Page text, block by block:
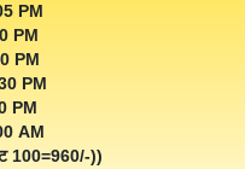
PM
PM
PM
PM
PM
AM
100=960/-))